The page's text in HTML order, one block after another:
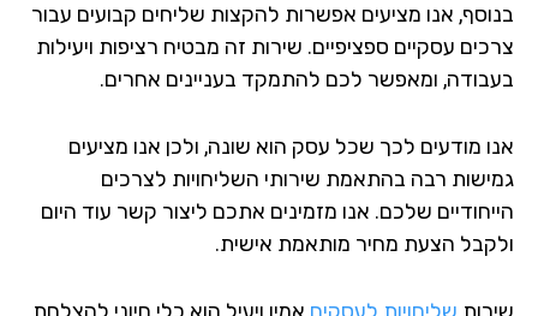
אנו מציעים אפשרות להקצות שליחים קבועים עבור
עסקיים ספציפיים. שירות זה מבטיח רציפות ויעילות
ומאפשר לכם להתמקד בעניינים אחרים.
מודעים לכך שכל עסק הוא שונה, ולכן אנו מציעים
רבה בהתאמת שירותי השליחויות לצרכים
שלכם. אנו מזמינים אתכם ליצור קשר עוד היום
הצעת מחיר מותאמת אישית.
שליחויות לעסקיםאמין ויעיל הוא כלי חיוני להצלחת